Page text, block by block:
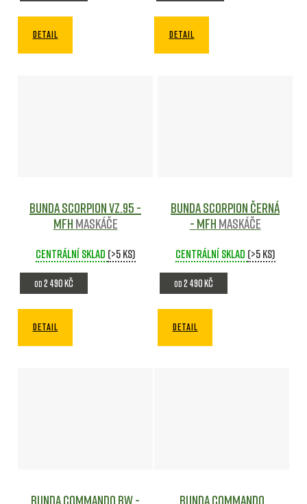
DETAIL DETAIL
Bunda Scorpion Vz.95 -
MFH Maskáče
Centrální sklad (>5 ks)
od 2 490 Kč
DETAIL
Bunda Scorpion Černá
- MFH Maskáče
Centrální sklad (>5 ks)
od 2 490 Kč
DETAIL
Bunda Commando BW -
Bunda Commando